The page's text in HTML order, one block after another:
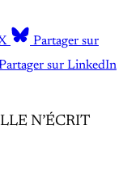
Partager sur
sur LinkedIn
N’ÉCRIT